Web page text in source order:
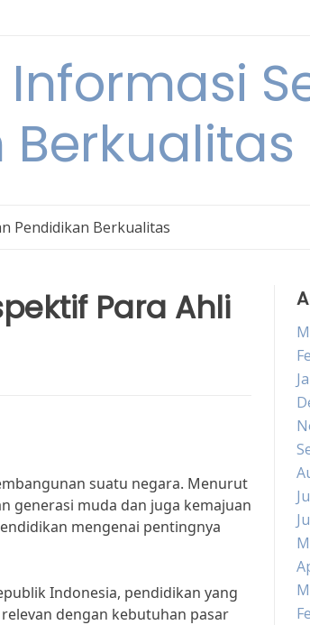
Informasi
Berkualitas
Pendidikan Berkualitas
Para Ahli
suatu negara. Menurut
generasi muda dan juga kemajuan
mengenai pentingnya
Indonesia, pendidikan yang
dengan kebutuhan pasar